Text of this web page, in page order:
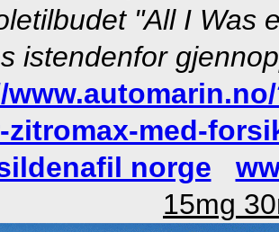
"All I Was
istendenfor
zitromax-med-
norge
15mg